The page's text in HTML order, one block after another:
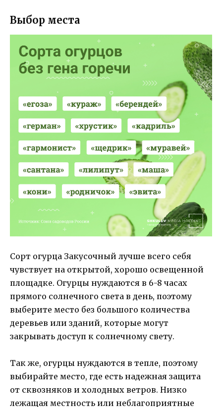
Выбор места
Сорт огурца Закусочный лучше всего себя
чувствует на открытой, хорошо освещенной
площадке. Огурцы нуждаются в 6-8 часах
прямого солнечного света в день, поэтому
выберите место без большого количества
деревьев или зданий, которые могут
закрывать доступ к солнечному свету.
Так же, огурцы нуждаются в тепле, поэтому
выбирайте место, где есть надежная защита
от сквозняков и холодных ветров. Низко
лежащая местность или неблагоприятные